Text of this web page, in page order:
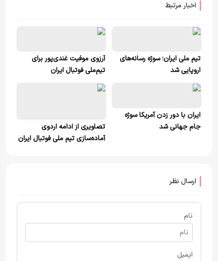
اخبار مرتبط
تیم ملی ایران؛ سوژه رسانه‌های
اروپایی شد
آرزوی موفیت غندی‌پور برای
تیم‌ملی فوتبال ایران
ایران با دور زدن آمریکا سوژه
جام جهانی شد
تصاویری از ادامه اردوی
آماده‌سازی تیم ملی فوتبال ایران
ارسال نظر
نام
ایمیل